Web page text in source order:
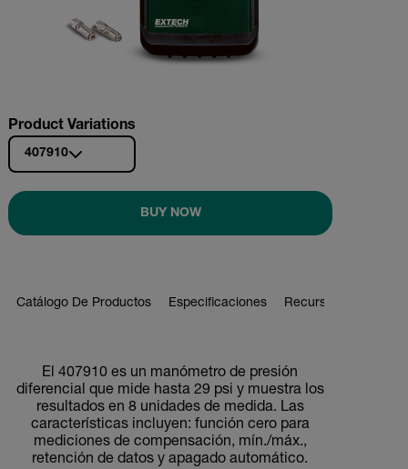
Product Variations
407910
BUY NOW
Catálogo De Productos Especificaciones Recursos Y
El 407910 es un manómetro de presión
diferencial que mide hasta 29 psi y muestra los
resultados en 8 unidades de medida. Las
características incluyen: función cero para
mediciones de compensación, mín./máx.,
retención de datos y apagado automático.